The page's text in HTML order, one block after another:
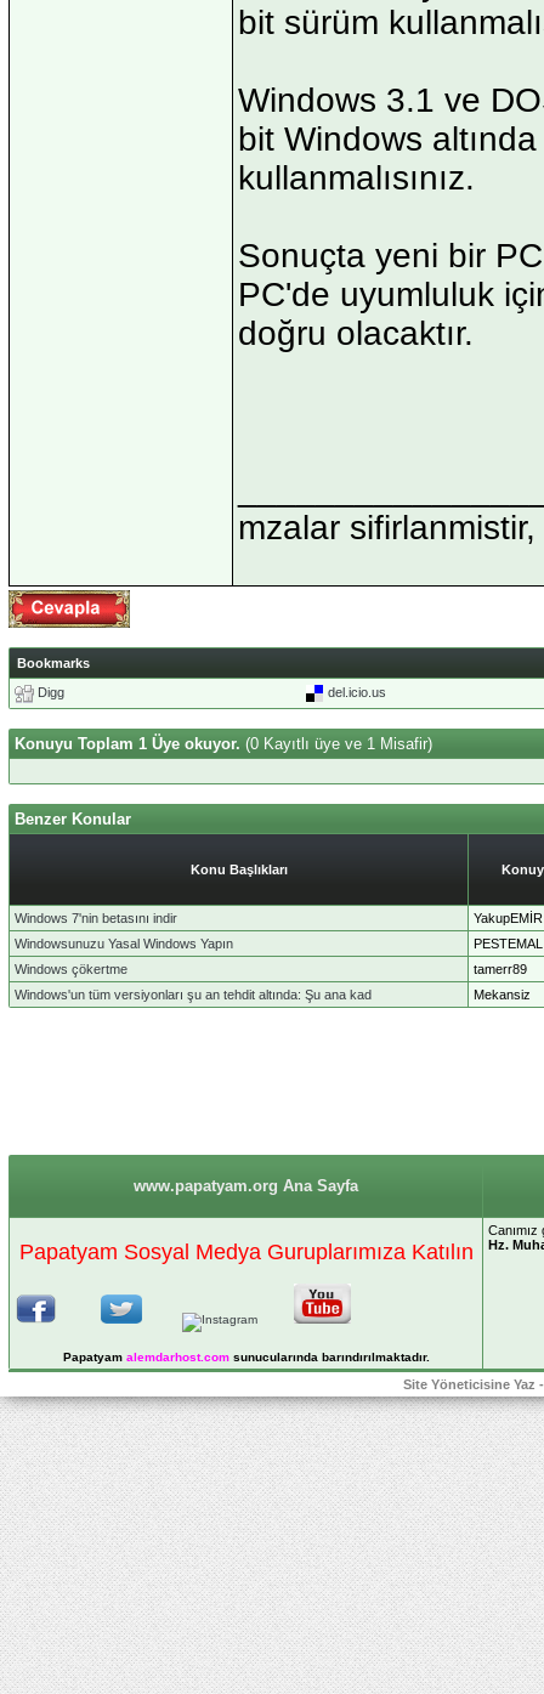
bit sürüm
Windows 3.1 ve
bit Windows
kullanmalısınız.
Sonuçta yeni bir
PC'de uyumluluk
doğru olacaktır.
mzalar
Bookmarks
Digg
del.icio.us
Konuyu Toplam 1 Üye okuyor. (0 Kayıtlı üye ve 1 Misafir)
Benzer Konular
Konu Başlıkları
Windows 7'nin betasını indir
YakupEMİR
Windowsunuzu Yasal Windows Yapın
PESTEMAL
Windows çökertme
tamerr89
Windows'un tüm versiyonları şu an tehdit altında: Şu ana kad
Mekansiz
www.papatyam.org Ana Sayfa
Papatyam Sosyal Medya Guruplarımıza Katılın
Papatyam alemdarhost.comsunucularında barındırılmaktadır.
Hz.
Site Yöneticisine Yaz